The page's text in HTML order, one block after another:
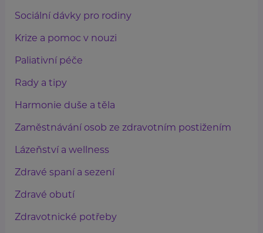
Sociální dávky pro rodiny
Krize a pomoc v nouzi
Paliativní péče
Rady a tipy
Harmonie duše a těla
Zaměstnávání osob ze zdravotním postižením
Lázeňství a wellness
Zdravé spaní a sezení
Zdravé obutí
Zdravotnické potřeby